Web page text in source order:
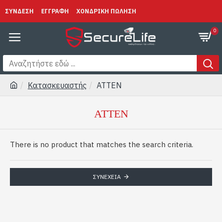
ΣΥΝΔΕΣΗ ΕΓΓΡΑΦΗ ΧΟΝΔΡΙΚΗ ΠΩΛΗΣΗ
0
Κατασκευαστής ΑΤΤΕΝ
ΑΤΤΕΝ
There is no product that matches the search criteria.
ΣΥΝΈΧΕΙΑ